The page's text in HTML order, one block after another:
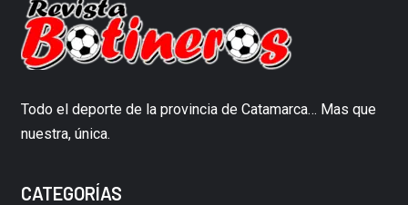
Todo el deporte de la provincia de Catamarca… Mas que
nuestra, única.
CATEGORÍAS